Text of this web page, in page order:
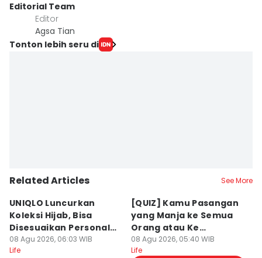
Editorial Team
Editor
Agsa Tian
Tonton lebih seru di
Related Articles See More
UNIQLO Luncurkan
Koleksi Hijab, Bisa
Disesuaikan Personal
Style!
08 Agu 2026, 06:03 WIB
Life
[QUIZ] Kamu Pasangan
yang Manja ke Semua
Orang atau Ke
Pasangan Aja?
08 Agu 2026, 05:40 WIB
Life